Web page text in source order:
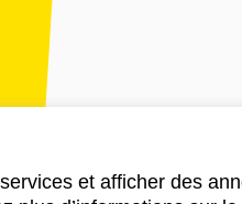
et afficher des